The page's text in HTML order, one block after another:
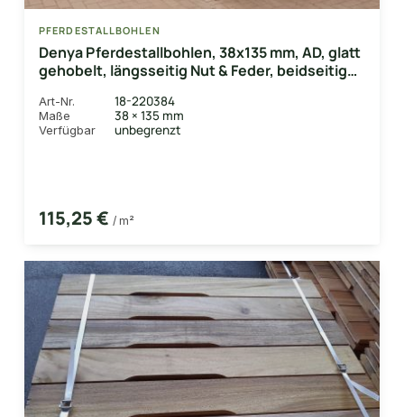
PFERDESTALLBOHLEN
Denya Pferdestallbohlen, 38x135 mm, AD, glatt
gehobelt, längsseitig Nut & Feder, beidseitig
Art-Nr. 18-220384
Maße 38 × 135 mm
Verfügbar unbegrenzt
115,25 € / m²